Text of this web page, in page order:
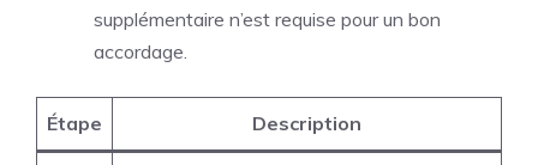
supplémentaire n’est requise pour un bon
accordage.
Étape Description